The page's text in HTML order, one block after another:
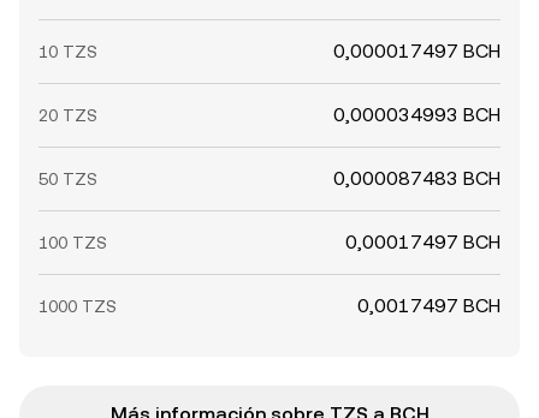
10 TZS 0,000017497 BCH
20 TZS 0,000034993 BCH
50 TZS 0,000087483 BCH
100 TZS 0,00017497 BCH
1000 TZS 0,0017497 BCH